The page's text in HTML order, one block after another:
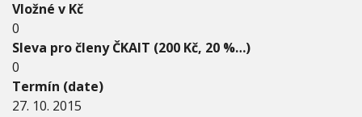
1
5
Vložné v Kč
0
Sleva pro členy ČKAIT (200 Kč, 20 %…)
0
Termín (date)
27. 10. 2015